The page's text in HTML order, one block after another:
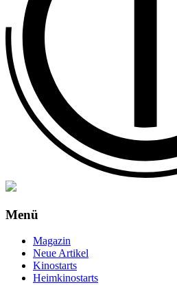
Menü
Magazin
Neue Artikel
Kinostarts
Heimkinostarts